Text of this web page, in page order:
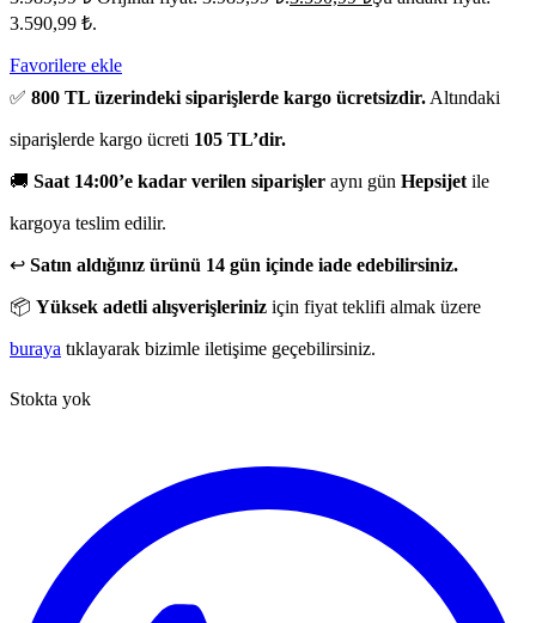
3.590,99 ₺.
Favorilere ekle
✅ 800 TL üzerindeki siparişlerde kargo ücretsizdir. Altındaki
siparişlerde kargo ücreti 105 TL’dir.
🚚 Saat 14:00’e kadar verilen siparişler aynı gün Hepsijet ile
kargoya teslim edilir.
↩️ Satın aldığınız ürünü 14 gün içinde iade edebilirsiniz.
📦 Yüksek adetli alışverişleriniz için fiyat teklifi almak üzere
buraya tıklayarak bizimle iletişime geçebilirsiniz.
Stokta yok